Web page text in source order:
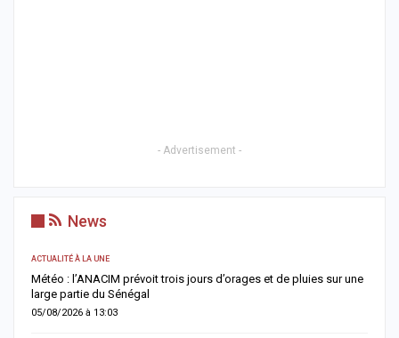
- Advertisement -
News
ACTUALITÉ À LA UNE
Cybercriminalité en Afrique : l’IA impliquée dans plus d’un
cybercrime sur deux, alerte Interpol
04/08/2026 à 11:57